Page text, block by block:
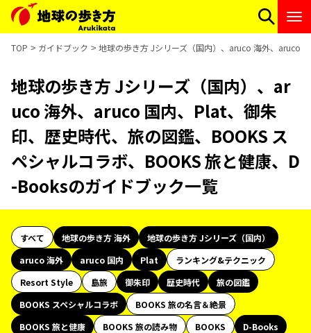
TOP ガイドブック 地球の歩き方 Jシリーズ（国内）、aruco 海外、aruco
地球の歩き方 Jシリーズ（国内）、ar
uco 海外、aruco 国内、Plat、御朱
印、歴史時代、旅の図鑑、BOOKS ス
ペシャルコラボ、BOOKS 旅と健康、D
-Booksのガイドブック一覧
すべて 地球の歩き方 海外
地球の歩き方 Jシリーズ（国内）
aruco 海外
aruco 国内 Plat
ランキング&テクニック
Resort Style
島旅 御朱印 歴史時代
旅の図鑑
BOOKS スペシャルコラボ
BOOKS 旅の名言＆絶景
BOOKS 旅と健康
BOOKS 旅の読み物 BOOKS
D-Books